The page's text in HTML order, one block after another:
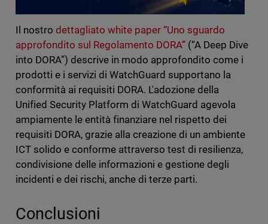
Il nostro dettagliato white paper “Uno sguardo
approfondito sul Regolamento DORA” (“A Deep Dive
into DORA”) descrive in modo approfondito come i
prodotti e i servizi di WatchGuard supportano la
conformità ai requisiti DORA. L'adozione della
Unified Security Platform di WatchGuard agevola
ampiamente le entità finanziare nel rispetto dei
requisiti DORA, grazie alla creazione di un ambiente
ICT solido e conforme attraverso test di resilienza,
condivisione delle informazioni e gestione degli
incidenti e dei rischi, anche di terze parti.
Conclusioni